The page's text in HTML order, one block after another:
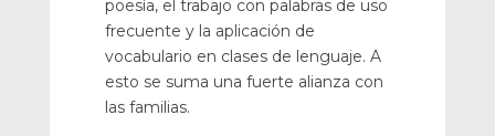
poesía, el trabajo con palabras de uso
frecuente y la aplicación de
vocabulario en clases de lenguaje. A
esto se suma una fuerte alianza con
las familias.